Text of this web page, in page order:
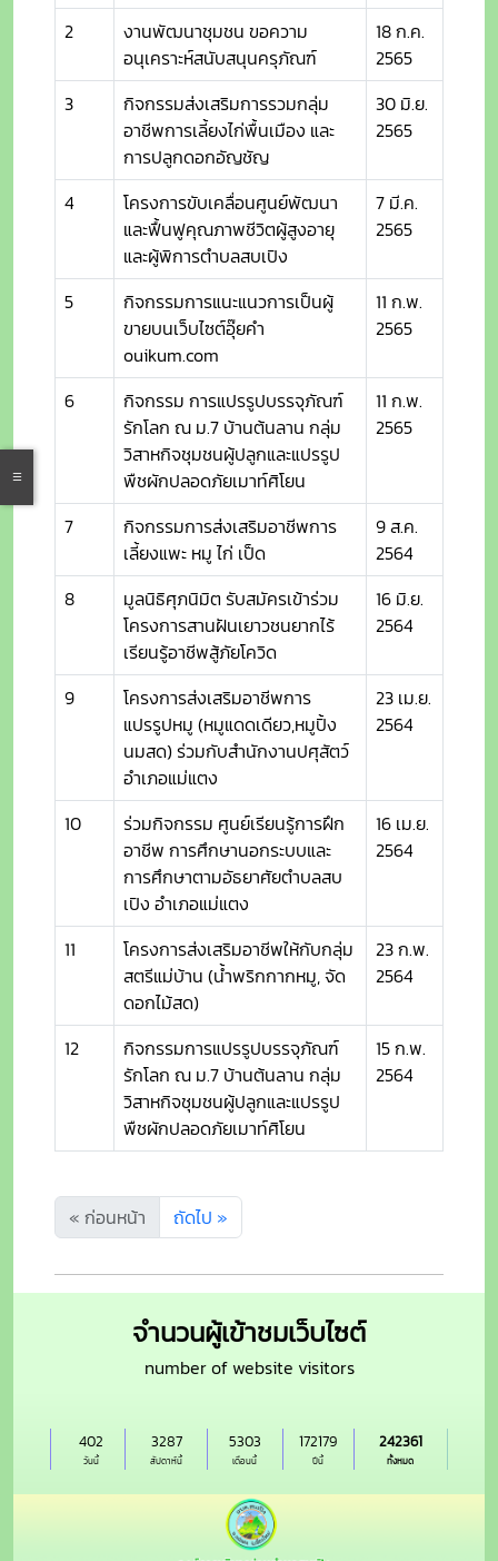
2
งานพัฒนาชุมชน ขอความ
อนุเคราะห์สนับสนุนครุภัณฑ์
18 ก.ค.
2565
3
กิจกรรมส่งเสริมการรวมกลุ่ม
อาชีพการเลี้ยงไก่พื้นเมือง และ
การปลูกดอกอัญชัญ
30 มิ.ย.
2565
4
โครงการขับเคลื่อนศูนย์พัฒนา
และฟื้นฟูคุณภาพชีวิตผู้สูงอายุ
และผู้พิการตำบลสบเปิง
7 มี.ค.
2565
5
กิจกรรมการแนะแนวการเป็นผู้
ขายบนเว็บไซต์อุ๊ยคำ
ouikum.com
11 ก.พ.
2565
6
กิจกรรม การแปรรูปบรรจุภัณฑ์
รักโลก ณ ม.7 บ้านต้นลาน กลุ่ม
วิสาหกิจชุมชนผู้ปลูกและแปรรูป
พืชผักปลอดภัยเมาท์ศิโยน
11 ก.พ.
2565
7
กิจกรรมการส่งเสริมอาชีพการ
เลี้ยงแพะ หมู ไก่ เป็ด
9 ส.ค.
2564
8
มูลนิธิศุภนิมิต รับสมัครเข้าร่วม
โครงการสานฝันเยาวชนยากไร้
เรียนรู้อาชีพสู้ภัยโควิด
16 มิ.ย.
2564
9
โครงการส่งเสริมอาชีพการ
แปรรูปหมู (หมูแดดเดียว,หมูปิ้ง
นมสด) ร่วมกับสำนักงานปศุสัตว์
อำเภอแม่แตง
23 เม.ย.
2564
10
ร่วมกิจกรรม ศูนย์เรียนรู้การฝึก
อาชีพ การศึกษานอกระบบและ
การศึกษาตามอัธยาศัยตำบลสบ
เปิง อำเภอแม่แตง
16 เม.ย.
2564
11
โครงการส่งเสริมอาชีพให้กับกลุ่ม
สตรีแม่บ้าน (น้ำพริกกากหมู, จัด
ดอกไม้สด)
23 ก.พ.
2564
12
กิจกรรมการแปรรูปบรรจุภัณฑ์
รักโลก ณ ม.7 บ้านต้นลาน กลุ่ม
วิสาหกิจชุมชนผู้ปลูกและแปรรูป
พืชผักปลอดภัยเมาท์ศิโยน
15 ก.พ.
2564
« ก่อนหน้า ถัดไป »
จำนวนผู้เข้าชมเว็บไซต์
number of website visitors
วันนี้
402
สัปดาห์นี้
3287
เดือนนี้
5303
ปีนี้
172179
ทั้งหมด
242361